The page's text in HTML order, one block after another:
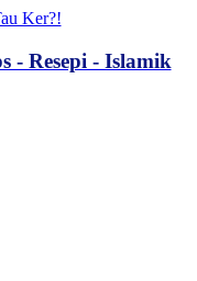
- Resepi - Islamik